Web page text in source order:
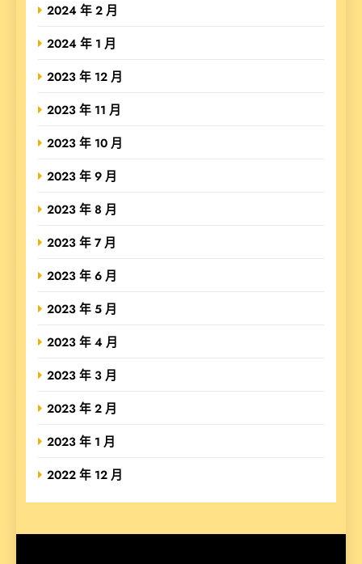
2024 年 2 月
2024 年 1 月
2023 年 12 月
2023 年 11 月
2023 年 10 月
2023 年 9 月
2023 年 8 月
2023 年 7 月
2023 年 6 月
2023 年 5 月
2023 年 4 月
2023 年 3 月
2023 年 2 月
2023 年 1 月
2022 年 12 月